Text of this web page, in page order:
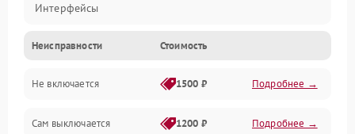
Интерфейсы
Управление
Неисправности Стоимость
Не включается 1500 ₽ Подробнее →
Сам выключается 1200 ₽ Подробнее →